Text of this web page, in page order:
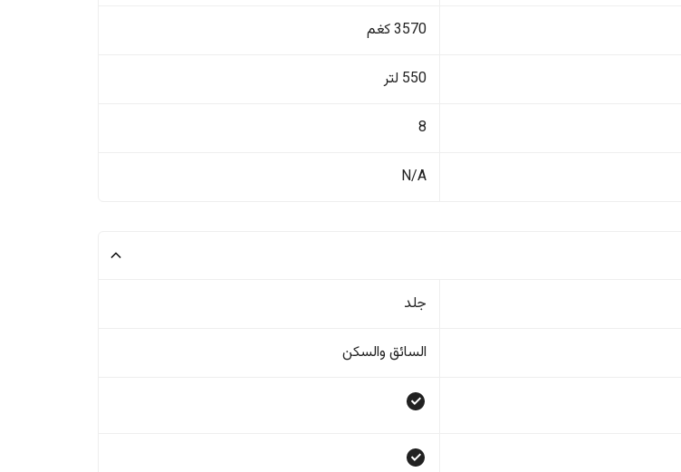
3570 كغم
550 لتر
8
N/A
جلد
السائق والسکن